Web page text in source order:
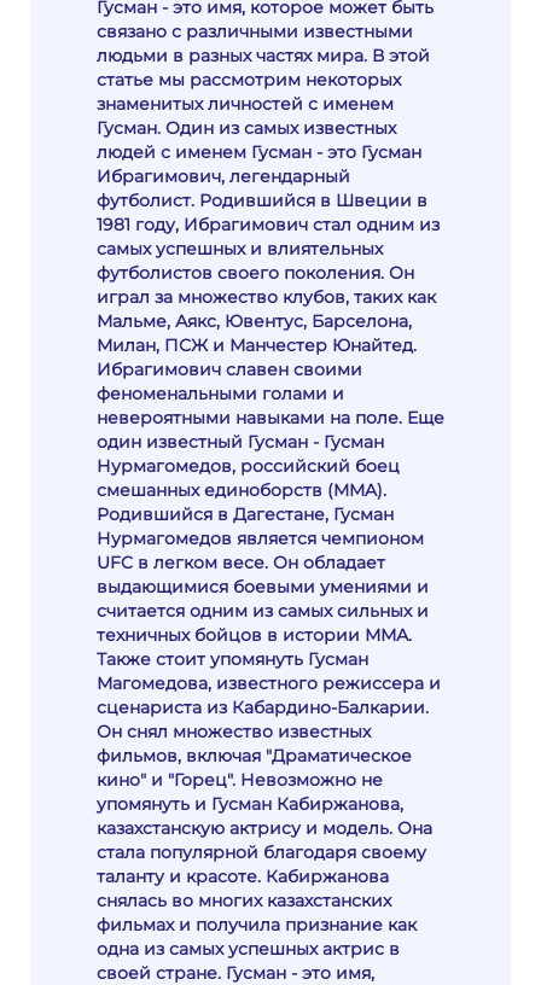
Гусман - это имя, которое может быть
связано с различными известными
людьми в разных частях мира. В этой
статье мы рассмотрим некоторых
знаменитых личностей с именем
Гусман. Один из самых известных
людей с именем Гусман - это Гусман
Ибрагимович, легендарный
футболист. Родившийся в Швеции в
1981 году, Ибрагимович стал одним из
самых успешных и влиятельных
футболистов своего поколения. Он
играл за множество клубов, таких как
Мальме, Аякс, Ювентус, Барселона,
Милан, ПСЖ и Манчестер Юнайтед.
Ибрагимович славен своими
феноменальными голами и
невероятными навыками на поле. Еще
один известный Гусман - Гусман
Нурмагомедов, российский боец
смешанных единоборств (MMA).
Родившийся в Дагестане, Гусман
Нурмагомедов является чемпионом
UFC в легком весе. Он обладает
выдающимися боевыми умениями и
считается одним из самых сильных и
техничных бойцов в истории ММА.
Также стоит упомянуть Гусман
Магомедова, известного режиссера и
сценариста из Кабардино-Балкарии.
Он снял множество известных
фильмов, включая "Драматическое
кино" и "Горец". Невозможно не
упомянуть и Гусман Кабиржанова,
казахстанскую актрису и модель. Она
стала популярной благодаря своему
таланту и красоте. Кабиржанова
снялась во многих казахстанских
фильмах и получила признание как
одна из самых успешных актрис в
своей стране. Гусман - это имя,